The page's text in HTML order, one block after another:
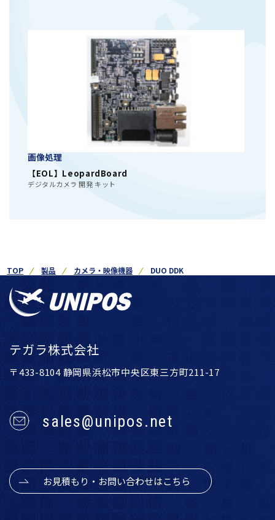
画像処理
【EOL】LeopardBoard
デジタルカメラ 開発 キット
TOP 製品 カメラ・映像機器 DUO DDK
テガラ株式会社
〒433-8104 静岡県浜松市中央区東三方町211-17
sales@unipos.net
お見積もり・お問い合わせはこちら